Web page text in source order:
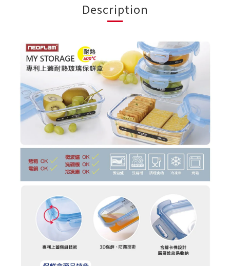
Description